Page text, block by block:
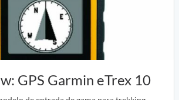
GPS Garmin eTrex 10